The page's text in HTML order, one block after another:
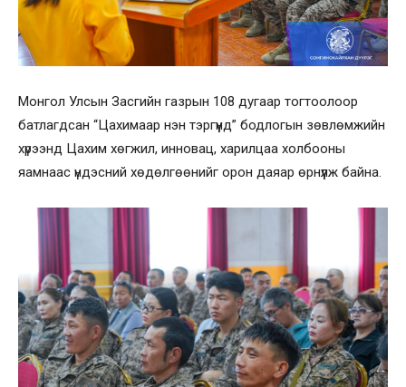
Монгол Улсын Засгийн газрын 108 дугаар тогтоолоор
батлагдсан “Цахимаар нэн тэргүүнд” бодлогын зөвлөмжийн
хүрээнд Цахим хөгжил, инновац, харилцаа холбооны
яамнаас үндэсний хөдөлгөөнийг орон даяар өрнүүлж байна.